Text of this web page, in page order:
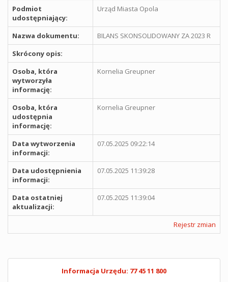
Podmiot
udostępniający:
Urząd Miasta Opola
Nazwa dokumentu:
BILANS SKONSOLIDOWANY ZA 2023 R
Skrócony opis:
Osoba, która
wytworzyła
informację:
Kornelia Greupner
Osoba, która
udostępnia
informację:
Kornelia Greupner
Data wytworzenia
informacji:
07.05.2025 09:22:14
Data udostępnienia
informacji:
07.05.2025 11:39:28
Data ostatniej
aktualizacji:
07.05.2025 11:39:04
Rejestr zmian
Informacja Urzędu: 77 45 11 800